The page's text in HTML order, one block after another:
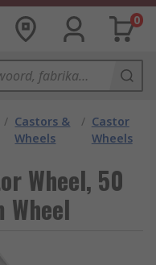
0
/ Castors &
Wheels
/ Castor
Wheels
Wheel, 50